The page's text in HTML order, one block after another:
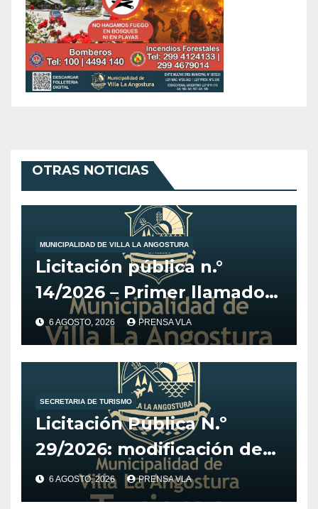
OTRAS NOTICIAS
MUNICIPALIDAD DE VILLA LA ANGOSTURA
Licitación pública n.°
14/2026 – Primer llamado
para la adquisición de
vehículo adaptado para
CET.
6 AGOSTO, 2026 PRENSA VLA
SECRETARIA DE TURISMO
Licitación Pública N.º
29/2026: modificación de
fechas para el Desarrollo
de Estrategia y
6 AGOSTO, 2026 PRENSA VLA